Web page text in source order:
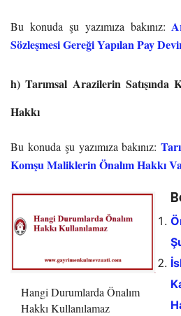
Bu konuda şu yazımıza bakınız:
Sözleşmesi Gereği Yapılan Pay
h) Tarımsal Arazilerin Satışında
Hakkı
Bu konuda şu yazımıza bakınız:
Komşu Maliklerin Önalım Hakkı
Hangi Durumlarda Önalım
Hakkı Kullanılamaz